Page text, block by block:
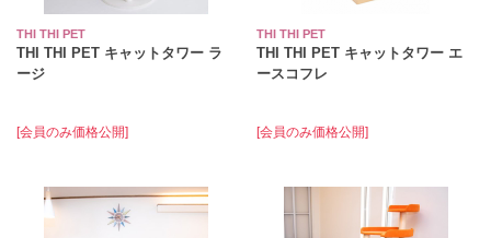
THI THI PET
THI THI PET キャットタワー ラ
ージ
[会員のみ価格公開]
THI THI PET
THI THI PET キャットタワー エ
ースコフレ
[会員のみ価格公開]